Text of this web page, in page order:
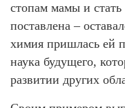
стопам мамы и стать
поставлена –
химия пришлась ей
наука будущего,
развитии других